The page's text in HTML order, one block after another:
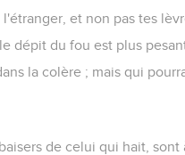
et non pas tes
dépit du fou est plus
la colère ; mais qui
de celui qui hait, sont